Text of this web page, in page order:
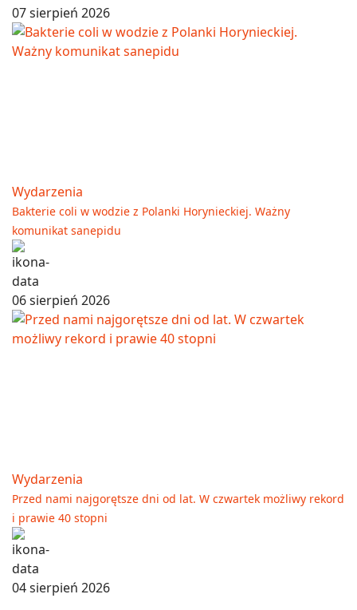
07 sierpień 2026
Wydarzenia
Bakterie coli w wodzie z Polanki Horynieckiej. Ważny
komunikat sanepidu
06 sierpień 2026
Wydarzenia
Przed nami najgorętsze dni od lat. W czwartek możliwy rekord
i prawie 40 stopni
04 sierpień 2026